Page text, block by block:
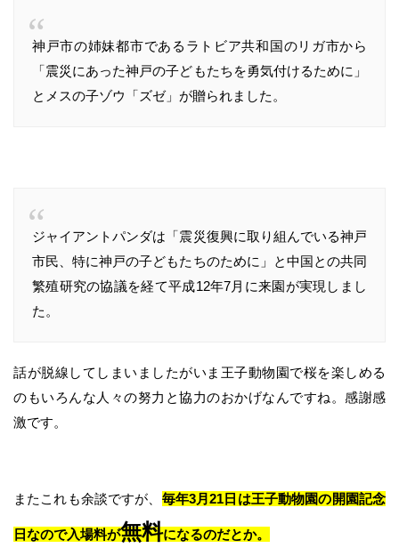
神戸市の姉妹都市であるラトビア共和国のリガ市から
「震災にあった神戸の子どもたちを勇気付けるために」
とメスの子ゾウ「ズゼ」が贈られました。
ジャイアントパンダは「震災復興に取り組んでいる神戸
市民、特に神戸の子どもたちのために」と中国との共同
繁殖研究の協議を経て平成12年7月に来園が実現しまし
た。
話が脱線してしまいましたがいま王子動物園で桜を楽しめる
のもいろんな人々の努力と協力のおかげなんですね。感謝感
激です。
またこれも余談ですが、 毎年3月21日は王子動物園の開園記念
日なので入場料が無料になるのだとか。